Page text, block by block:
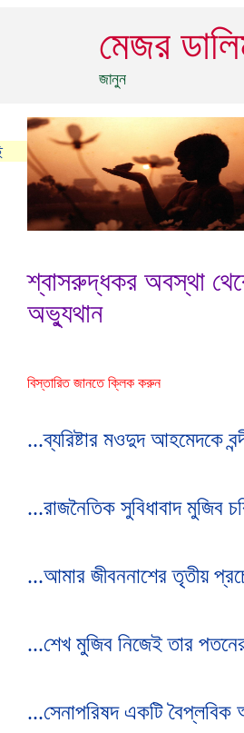
মেজর
জানুন
শ্বাসরুদ্ধকর অবস্থা
অভ্যুথান
বিস্তারিত জানতে ক্লিক করুন
...ব্যরিষ্টার মওদুদ আহমেদকে
...রাজনৈতিক সুবিধাবাদ মুজিব
...আমার জীবননাশের তৃতীয়
...শেখ মুজিব নিজেই তার
...সেনাপরিষদ একটি বৈপ্লবিক